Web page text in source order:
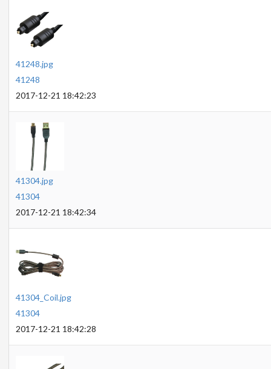
41248.jpg
41248
2017-12-21 18:42:23
41304.jpg
41304
2017-12-21 18:42:34
41304_Coil.jpg
41304
2017-12-21 18:42:28